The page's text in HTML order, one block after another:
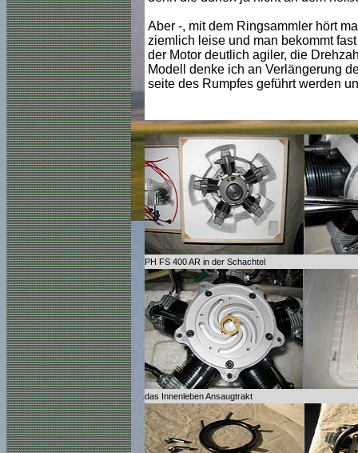
Aber -, mit dem Ringsammler hört
ziemlich leise und man bekommt
der Motor deutlich agiler, die
Modell denke ich an Verlängerung
seite des Rumpfes geführt werden
PH FS 400 AR in der Schachtel
das Innenleben Ansaugtrakt